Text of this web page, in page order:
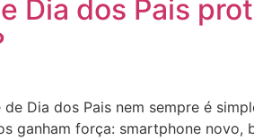
Dia dos Pais
de Dia dos Pais nem sempre é
ganham força: smartphone